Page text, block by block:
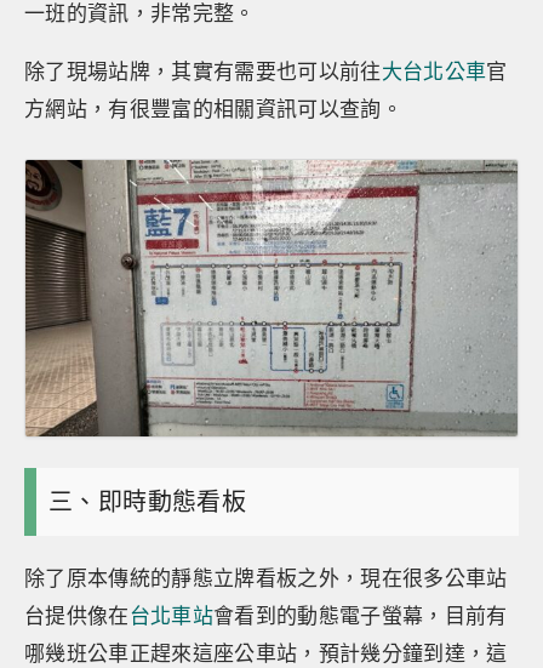
一班的資訊，非常完整。
除了現場站牌，其實有需要也可以前往大台北公車官
方網站，有很豐富的相關資訊可以查詢。
三、即時動態看板
除了原本傳統的靜態立牌看板之外，現在很多公車站
台提供像在台北車站會看到的動態電子螢幕，目前有
哪幾班公車正趕來這座公車站，預計幾分鐘到達，這